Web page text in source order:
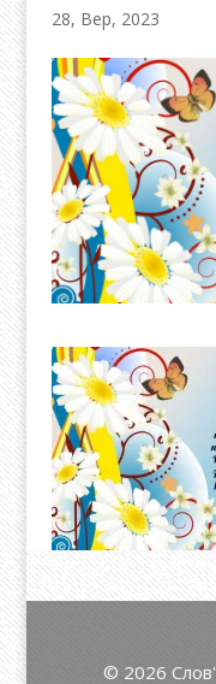
28, Вер, 2023
© 2026